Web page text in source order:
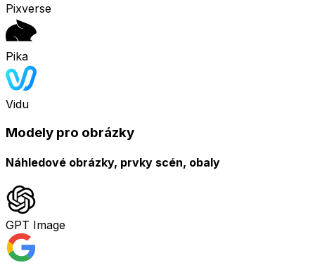
Pixverse
Pika
Vidu
Modely pro obrázky
Náhledové obrázky, prvky scén, obaly
GPT Image